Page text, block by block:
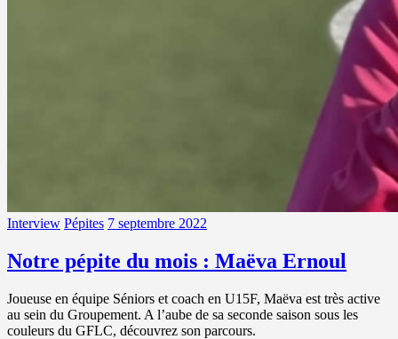
Interview Pépites 7 septembre 2022
Notre pépite du mois : Maëva Ernoul
Joueuse en équipe Séniors et coach en U15F, Maëva est très active
au sein du Groupement. A l’aube de sa seconde saison sous les
couleurs du GFLC, découvrez son parcours.